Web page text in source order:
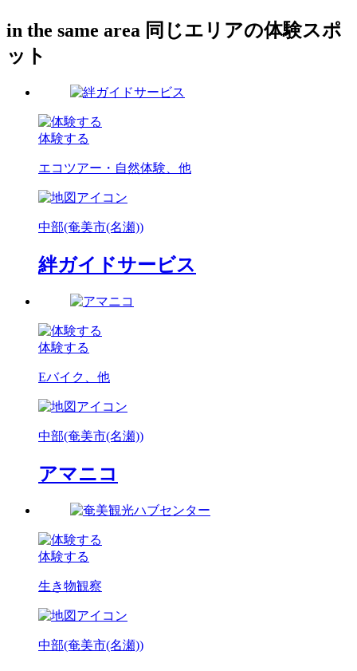
in the same area 同じエリアの体験スポ
ット
体験する
エコツアー・自然体験、他
中部(奄美市(名瀬))
絆ガイドサービス
体験する
Eバイク、他
中部(奄美市(名瀬))
アマニコ
体験する
生き物観察
中部(奄美市(名瀬))